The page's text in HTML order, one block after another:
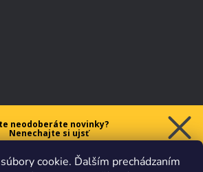
cookie. Ďalším prechádzaním
neodoberáte novinky?
Nenechajte si ujsť
prvý nákup nad 40 €.